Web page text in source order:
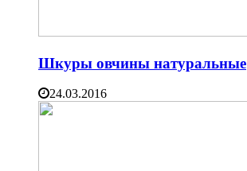
Шкуры овчины натуральные
24.03.2016